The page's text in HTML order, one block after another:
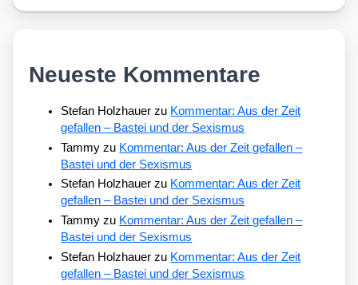
Neueste Kommentare
Stefan Holzhauer zu Kommentar: Aus der Zeit
gefallen – Bastei und der Sexismus
Tammy zu Kommentar: Aus der Zeit gefallen –
Bastei und der Sexismus
Stefan Holzhauer zu Kommentar: Aus der Zeit
gefallen – Bastei und der Sexismus
Tammy zu Kommentar: Aus der Zeit gefallen –
Bastei und der Sexismus
Stefan Holzhauer zu Kommentar: Aus der Zeit
gefallen – Bastei und der Sexismus